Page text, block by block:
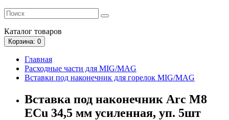
Каталог товаров
Корзина: 0
Главная
Расходные части для MIG/MAG
Вставки под наконечник для горелок MIG/MAG
Вставка под наконечник Arc М8
ECu 34,5 мм усиленная, уп. 5шт